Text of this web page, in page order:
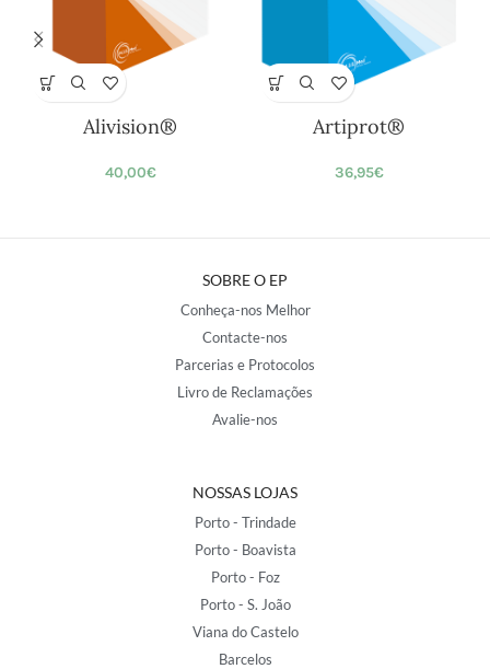
Alivision®
40,00€
Artiprot®
36,95€
SOBRE O EP
Conheça-nos Melhor
Contacte-nos
Parcerias e Protocolos
Livro de Reclamações
Avalie-nos
NOSSAS LOJAS
Porto - Trindade
Porto - Boavista
Porto - Foz
Porto - S. João
Viana do Castelo
Barcelos